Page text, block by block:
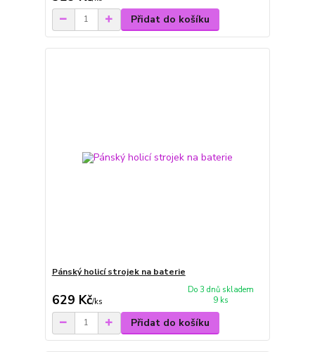
Přidat do košíku
Pánský holicí strojek na baterie
629 Kč/ks
Do 3 dnů skladem
9 ks
Přidat do košíku